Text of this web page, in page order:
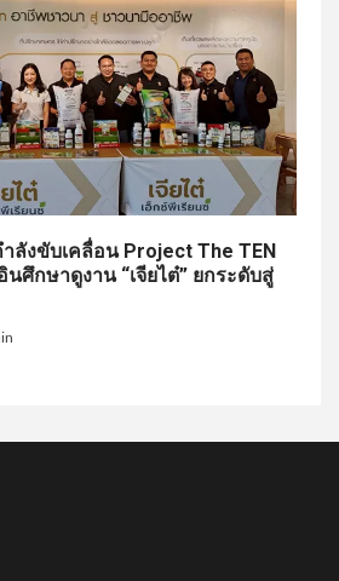
ลังขับเคลื่อน Project The TEN
ศึกษาดูงาน “เจียไต๋” ยกระดับสู่